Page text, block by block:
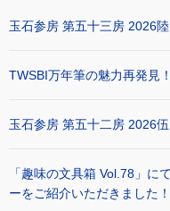
玉石参房 第五十三房
TWSBI万年筆の魅力再発見！
玉石参房 第五十二房
「趣味の文具箱 Vol.78」に
ーをご紹介いただきました！